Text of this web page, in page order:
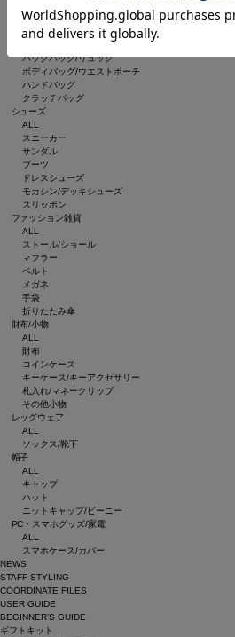
ALL
ショルダーバッグ
バックパック/リュック
ボディバッグ/ウエストポーチ
ハンドバッグ
クラッチバッグ
シューズ
ALL
スニーカー
サンダル
ブーツ
ドレスシューズ
モカシン/デッキシューズ
スリッポン
ファッション雑貨
ALL
ストール/ショール
マフラー
ベルト
メガネ
手袋
折りたたみ傘
財布/小物
ALL
財布
コインケース
キーケース/キーアクセサリー
札入れ/マネークリップ
その他小物
レッグウェア
ALL
ソックス/靴下
帽子
ALL
キャップ
ハット
ニットキャップ/ビーニー
PC・スマホグッズ/家電
ALL
スマホケース/カバー
NEWS
STAFF STYLING
COORDINATE FILES
USER GUIDE
BEGINNER’S GUIDE
ギフトキット